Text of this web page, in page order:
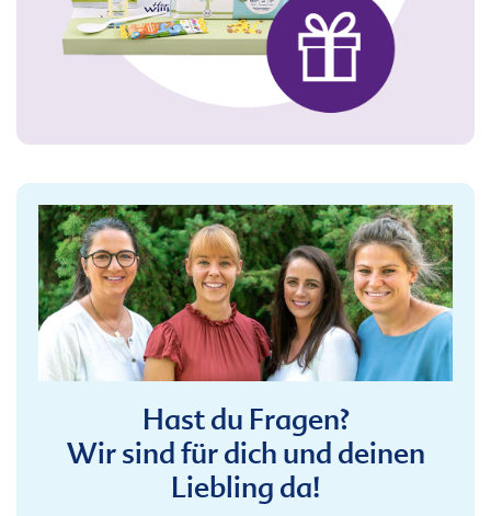
Hast du Fragen?
Wir sind für dich und deinen
Liebling da!